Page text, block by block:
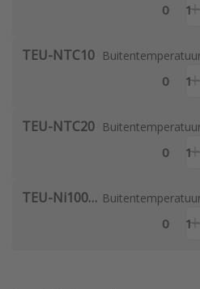
0 1
TEU-NTC10
0 1
TEU-NTC20
0 1
TEU-Ni1000-LG
0 1